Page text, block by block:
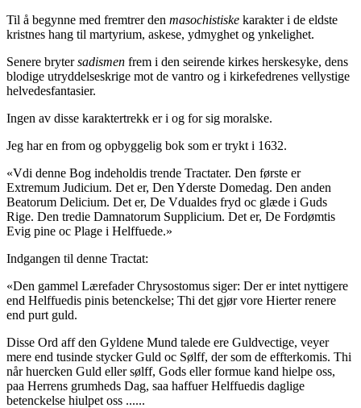
Til å begynne med fremtrer den masochistiske karakter i de eldste
kristnes hang til martyrium, askese, ydmyghet og ynkelighet.
Senere brytersadismen frem i den seirende kirkes herskesyke, dens
blodige utryddelseskrige mot de vantro og i kirkefedrenes vellystige
helvedesfantasier.
Ingen av disse karaktertrekk er i og for sig moralske.
Jeg har en from og opbyggelig bok som er trykt i 1632.
«Vdi denne Bog indeholdis trende Tractater. Den første er
Extremum Judicium. Det er, Den Yderste Domedag. Den anden
Beatorum Delicium. Det er, De Vdualdes fryd oc glæde i Guds
Rige. Den tredie Damnatorum Supplicium. Det er, De Fordømtis
Evig pine oc Plage i Helffuede.»
Indgangen til denne Tractat:
«Den gammel Lærefader Chrysostomus siger: Der er intet nyttigere
end Helffuedis pinis betenckelse; Thi det gjør vore Hierter renere
end purt guld.
Disse Ord aff den Gyldene Mund talede ere Guldvectige, veyer
mere end tusinde stycker Guld oc Sølff, der som de effterkomis. Thi
når huercken Guld eller sølff, Gods eller formue kand hielpe oss,
paa Herrens grumheds Dag, saa haffuer Helffuedis daglige
betenckelse hiulpet oss ......